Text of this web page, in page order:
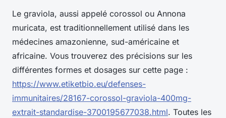
Le graviola, aussi appelé corossol ou Annona
muricata, est traditionnellement utilisé dans les
médecines amazonienne, sud-américaine et
africaine. Vous trouverez des précisions sur les
différentes formes et dosages sur cette page :
https://www.etiketbio.eu/defenses-
immunitaires/28167-corossol-graviola-400mg-
extrait-standardise-3700195677038.html. Toutes les